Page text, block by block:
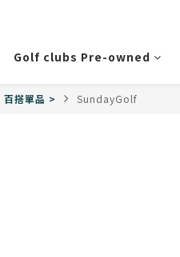
Golf clubs Pre-owned
百搭單品 > SundayGolf